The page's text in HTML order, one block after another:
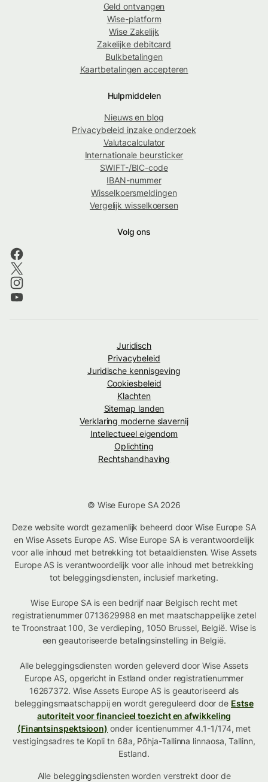
Geld ontvangen
Wise-platform
Wise Zakelijk
Zakelijke debitcard
Bulkbetalingen
Kaartbetalingen accepteren
Hulpmiddelen
Nieuws en blog
Privacybeleid inzake onderzoek
Valutacalculator
Internationale beursticker
SWIFT-/BIC-code
IBAN-nummer
Wisselkoersmeldingen
Vergelijk wisselkoersen
Volg ons
Juridisch
Privacybeleid
Juridische kennisgeving
Cookiesbeleid
Klachten
Sitemap landen
Verklaring moderne slavernij
Intellectueel eigendom
Oplichting
Rechtshandhaving
© Wise Europe SA 2026
Deze website wordt gezamenlijk beheerd door Wise Europe SA
en Wise Assets Europe AS. Wise Europe SA is verantwoordelijk
voor alle inhoud met betrekking tot betaaldiensten. Wise Assets
Europe AS is verantwoordelijk voor alle inhoud met betrekking
tot beleggingsdiensten, inclusief marketing.
Wise Europe SA is een bedrijf naar Belgisch recht met
registratienummer 0713629988 en met maatschappelijke zetel
te Troonstraat 100, 3e verdieping, 1050 Brussel, België. Wise is
een geautoriseerde betalingsinstelling in België.
Alle beleggingsdiensten worden geleverd door Wise Assets
Europe AS, opgericht in Estland onder registratienummer
16267372. Wise Assets Europe AS is geautoriseerd als
beleggingsmaatschappij en wordt gereguleerd door de Estse
autoriteit voor financieel toezicht en afwikkeling
(Finantsinspektsioon) onder licentienummer 4.1-1/174, met
vestigingsadres te Kopli tn 68a, Põhja-Tallinna linnaosa, Tallinn,
Estland.
Alle beleggingsdiensten worden verstrekt door de